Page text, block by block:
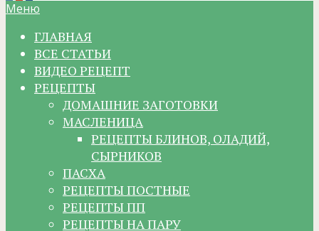
Меню
ГЛАВНАЯ
ВСЕ СТАТЬИ
ВИДЕО РЕЦЕПТ
РЕЦЕПТЫ
ДОМАШНИЕ ЗАГОТОВКИ
МАСЛЕНИЦА
РЕЦЕПТЫ БЛИНОВ, ОЛАДИЙ,
СЫРНИКОВ
ПАСХА
РЕЦЕПТЫ ПОСТНЫЕ
РЕЦЕПТЫ ПП
РЕЦЕПТЫ НА ПАРУ